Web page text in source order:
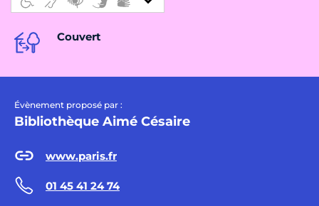
Couvert
Évènement proposé par :
Bibliothèque Aimé Césaire
www.paris.fr
01 45 41 24 74